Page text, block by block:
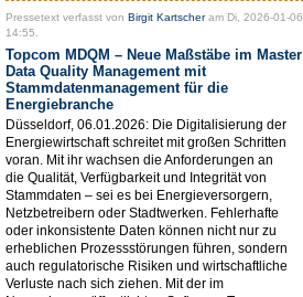
Pressetext verfasst von Birgit Kartscheram Di, 2026-01-06
14:55.
Topcom MDQM – Neue Maßstäbe im Master
Data Quality Management mit
Stammdatenmanagement für die
Energiebranche
Düsseldorf, 06.01.2026: Die Digitalisierung der
Energiewirtschaft schreitet mit großen Schritten
voran. Mit ihr wachsen die Anforderungen an
die Qualität, Verfügbarkeit und Integrität von
Stammdaten – sei es bei Energieversorgern,
Netzbetreibern oder Stadtwerken. Fehlerhafte
oder inkonsistente Daten können nicht nur zu
erheblichen Prozessstörungen führen, sondern
auch regulatorische Risiken und wirtschaftliche
Verluste nach sich ziehen. Mit der im